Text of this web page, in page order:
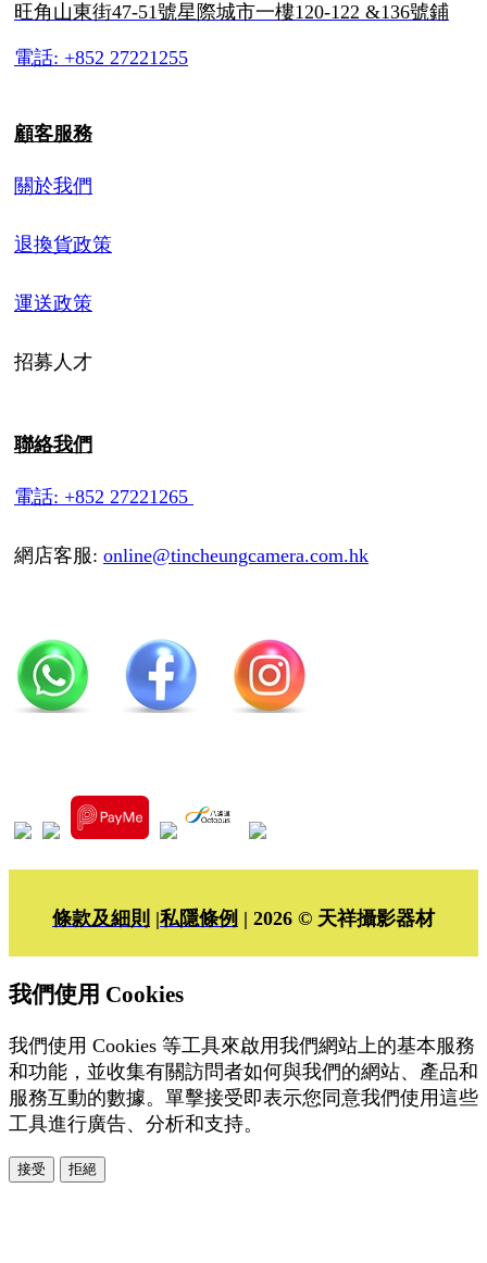
旺角山東街47-51號星際城市一樓120-122 &136號鋪
電話: +852 27221255
顧客服務
關於我們
退換貨政策
運送政策
招募人才
聯絡我們
電話: +852 27221265
網店客服: online@tincheungcamera.com.hk
條款及細則 |私隱條例 | 2026 © 天祥攝影器材
我們使用 Cookies
我們使用 Cookies 等工具來啟用我們網站上的基本服務
和功能，並收集有關訪問者如何與我們的網站、產品和
服務互動的數據。單擊接受即表示您同意我們使用這些
工具進行廣告、分析和支持。
接受 拒絕